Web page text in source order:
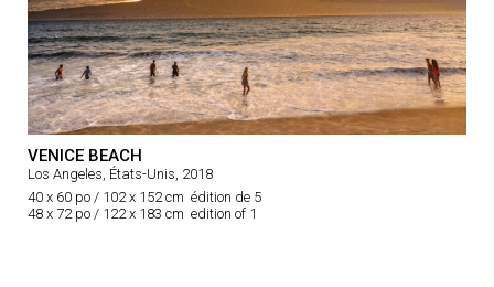
VENICE BEACH
Los Angeles, États-Unis, 2018
40 x 60 po / 102 x 152 cm édition de 5
48 x 72 po / 122 x 183 cm edition of 1